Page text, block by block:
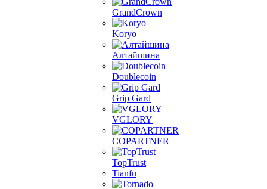
GrandCrown
Koryo
Алтайшина
Doublecoin
Grip Gard
VGLORY
COPARTNER
TopTrust
Tianfu